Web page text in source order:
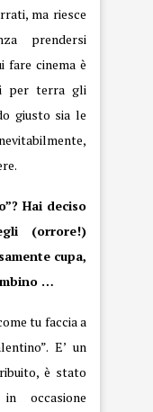
ma riesce
prendersi
fare cinema è
per terra gli
giusto sia le
Hai deciso
(orrore!)
cupa,
…
tu faccia a
E’ un
è stato
occasione